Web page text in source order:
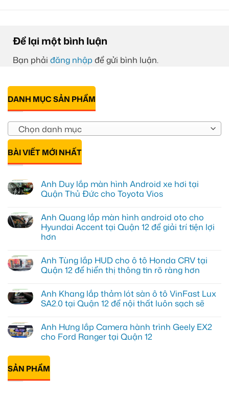
Để lại một bình luận
Bạn phải đăng nhập để gửi bình luận.
DANH MỤC SẢN PHẨM
Chọn danh mục
BÀI VIẾT MỚI NHẤT
Anh Duy lắp màn hình Android xe hơi tại
Quận Thủ Đức cho Toyota Vios
bình
luận
ở
Anh
màn
hình
Android
tại
Quận
Thủ
Toyota
Vios
Anh Quang lắp màn hình android oto cho
Hyundai Accent tại Quận 12 để giải trí tiện lợi
hơn
bình
luận
ở
lắp
màn
hình
cho
Hyundai
Accent
để
giải
trí
Anh Tùng lắp HUD cho ô tô Honda CRV tại
Quận 12 để hiển thị thông tin rõ ràng hơn
bình
luận
ở
lắp
HUD
cho
Honda
CRV
tại
Quận
Anh Khang lắp thảm lót sàn ô tô VinFast Lux
SA2.0 tại Quận 12 để nội thất luôn sạch sẽ
bình
luận
ở
thảm
lót
sàn
Anh Hưng lắp Camera hành trình Geely EX2
cho Ford Ranger tại Quận 12
có
luận
ở
Anh
SẢN PHẨM